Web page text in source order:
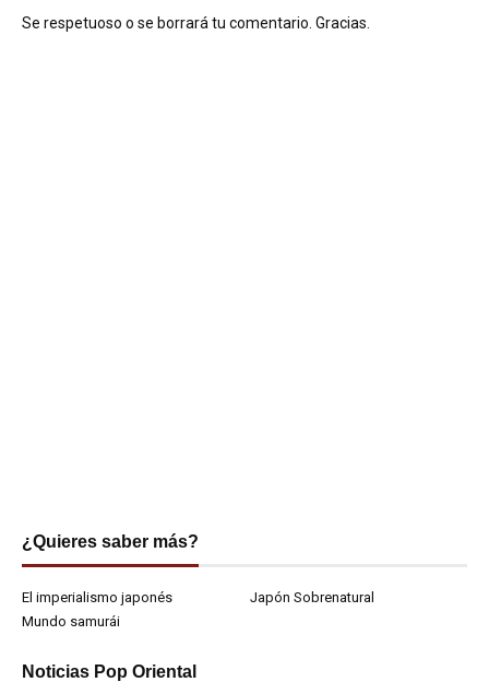
Se respetuoso o se borrará tu comentario. Gracias.
¿Quieres saber más?
El imperialismo japonés
Japón Sobrenatural
Mundo samurái
Noticias Pop Oriental